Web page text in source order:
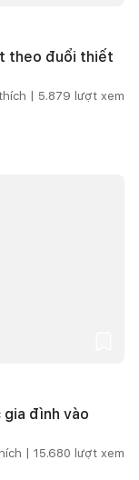
theo đuổi thiết
| 5.879 lượt xem
đình vào
| 15.680 lượt xem